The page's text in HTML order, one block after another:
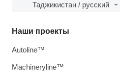
Таджикистан / русский
Наши проекты
Autoline™
Machineryline™